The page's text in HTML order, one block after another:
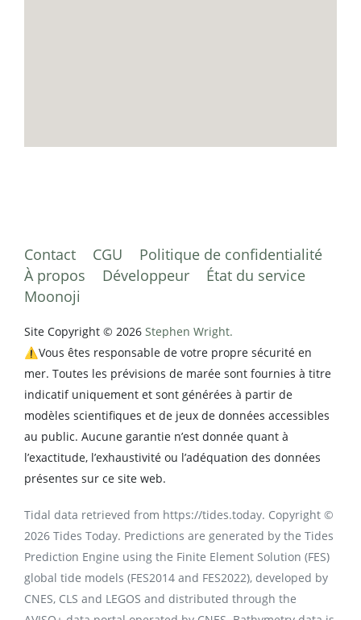
Contact CGU
Politique de confidentialité
À propos
Développeur
État du service
Moonoji
Site Copyright © 2026 Stephen Wright.
⚠️Vous êtes responsable de votre propre sécurité en
mer. Toutes les prévisions de marée sont fournies à titre
indicatif uniquement et sont générées à partir de
modèles scientifiques et de jeux de données accessibles
au public. Aucune garantie n’est donnée quant à
l’exactitude, l’exhaustivité ou l’adéquation des données
présentes sur ce site web.
Tidal data retrieved from https://tides.today. Copyright ©
2026 Tides Today. Predictions are generated by the Tides
Prediction Engine using the Finite Element Solution (FES)
global tide models (FES2014 and FES2022), developed by
CNES, CLS and LEGOS and distributed through the